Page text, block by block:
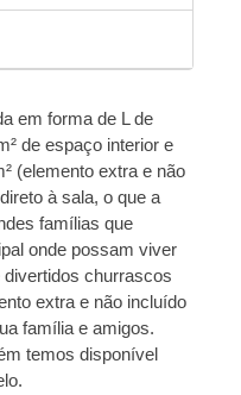
em forma de L de
de espaço interior e
(elemento extra e não
à sala, o que a
famílias que
onde possam viver
churrascos
extra e não incluído
família e amigos.
temos disponível